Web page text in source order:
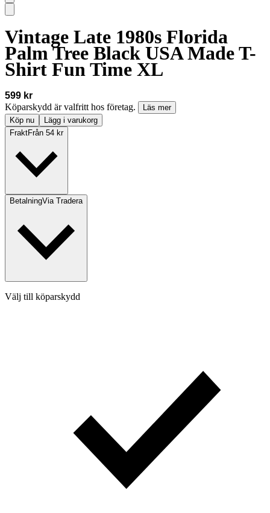
Vintage Late 1980s Florida
Palm Tree Black USA Made T-
Shirt Fun Time XL
599 kr
Köparskydd är valfritt hos företag.
Läs mer
Köp nu
Lägg i varukorg
FraktFrån 54 kr
BetalningVia Tradera
Välj till köparskydd